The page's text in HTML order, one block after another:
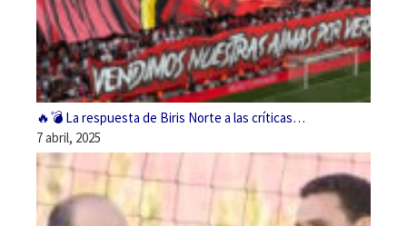
🔥💣 La respuesta de Biris Norte a las críticas…
7 abril, 2025